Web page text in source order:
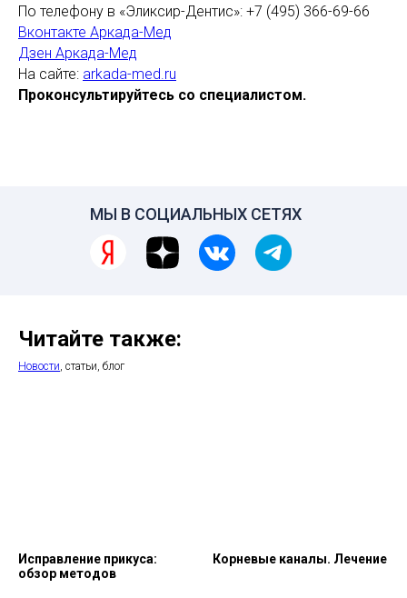
По телефону в «Эликсир-Дентис»: +7 (495) 366-69-66
Вконтакте Аркада-Мед
Дзен Аркада-Мед
На сайте: arkada-med.ru
Проконсультируйтесь со специалистом.
МЫ В СОЦИАЛЬНЫХ СЕТЯХ
Читайте также:
Новости , статьи, блог
Исправление прикуса:
обзор методов
Корневые каналы. Лечение